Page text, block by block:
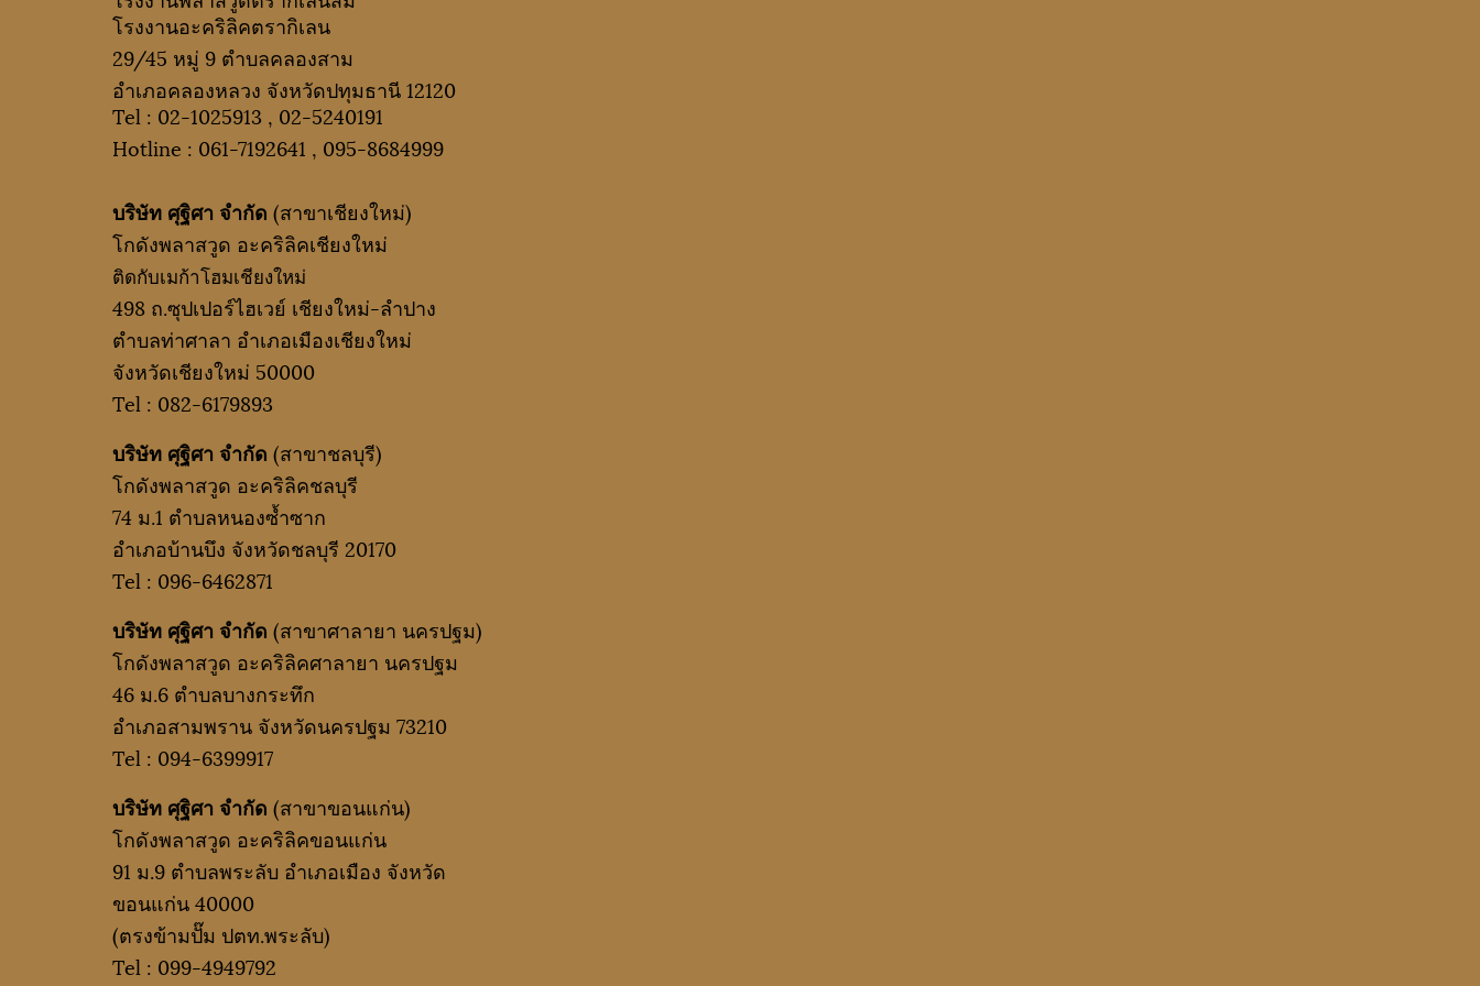
โรงงานอะคริลิคตรากิเลน
29/45 หมู่ 9 ตำบลคลองสาม
อำเภอคลองหลวง จังหวัดปทุมธานี 12120
Tel : 02-1025913 , 02-5240191
Hotline : 061-7192641 , 095-8684999
บริษัท ศุฐิศา จำกัด (สาขาเชียงใหม่)
โกดังพลาสวูด อะคริลิคเชียงใหม่
ติดกับเมก้าโฮมเชียงใหม่
498 ถ.ซุปเปอร์ไฮเวย์ เชียงใหม่-ลำปาง
ตำบลท่าศาลา อำเภอเมืองเชียงใหม่
จังหวัดเชียงใหม่ 50000
Tel : 082-6179893
บริษัท ศุฐิศา จำกัด (สาขาชลบุรี)
โกดังพลาสวูด อะคริลิคชลบุรี
74 ม.1 ตำบลหนองซ้ำซาก
อำเภอบ้านบึง จังหวัดชลบุรี 20170
Tel : 096-6462871
บริษัท ศุฐิศา จำกัด (สาขาศาลายา นครปฐม)
โกดังพลาสวูด อะคริลิคศาลายา นครปฐม
46 ม.6 ตำบลบางกระทึก
อำเภอสามพราน จังหวัดนครปฐม 73210
Tel : 094-6399917
บริษัท ศุฐิศา จำกัด (สาขาขอนแก่น)
โกดังพลาสวูด อะคริลิคขอนแก่น
91 ม.9 ตำบลพระลับ อำเภอเมือง จังหวัด
ขอนแก่น 40000
(ตรงข้ามปั๊ม ปตท.พระลับ)
Tel : 099-4949792